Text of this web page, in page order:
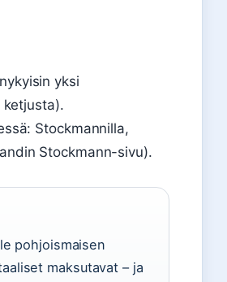
yksi
Stockmannilla,
Stockmann-sivu).
pohjoismaisen
maksutavat – ja